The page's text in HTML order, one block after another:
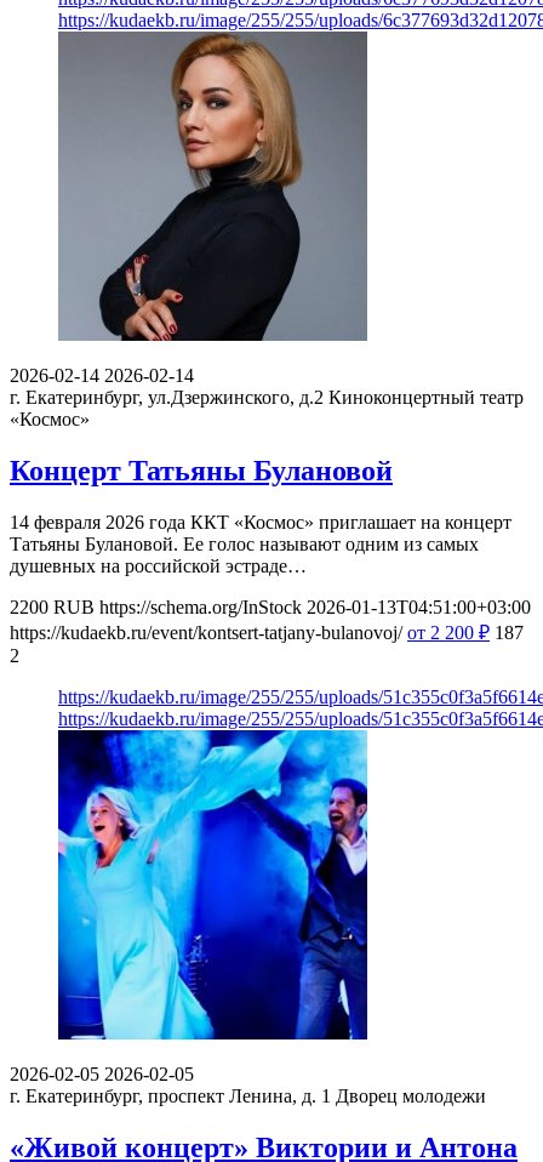
https://kudaekb.ru/image/255/255/uploads/
2026-02-14 2026-02-14
г. Екатеринбург, ул.Дзержинского, д.2 Киноконцертный театр
«Космос»
Концерт Татьяны Булановой
14 февраля 2026 года ККТ «Космос» приглашает на концерт
Татьяны Булановой. Ее голос называют одним из самых
душевных на российской эстраде…
2200 RUB https://schema.org/InStock 2026-01-13T04:51:00+03:00
https://kudaekb.ru/event/kontsert-tatjany-bulanovoj/ от 2 200 ₽ 187
2
https://kudaekb.ru/image/255/255/uploads/
https://kudaekb.ru/image/255/255/uploads/
2026-02-05 2026-02-05
г. Екатеринбург, проспект Ленина, д. 1 Дворец молодежи
«Живой концерт» Виктории и Антона